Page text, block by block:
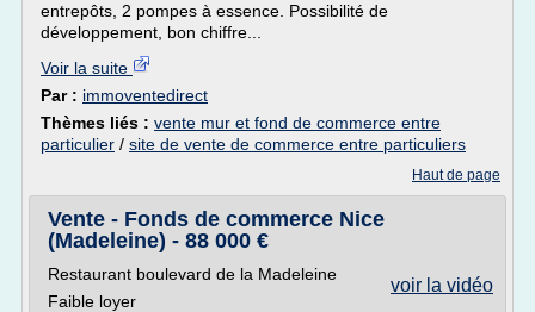
entrepôts, 2 pompes à essence. Possibilité de
développement, bon chiffre...
Voir la suite
Par : immoventedirect
Thèmes liés : vente mur et fond de commerce entre
particulier / site de vente de commerce entre particuliers
Haut de page
Vente - Fonds de commerce Nice
(Madeleine) - 88 000 €
voir la vidéo
Restaurant boulevard de la Madeleine
Faible loyer